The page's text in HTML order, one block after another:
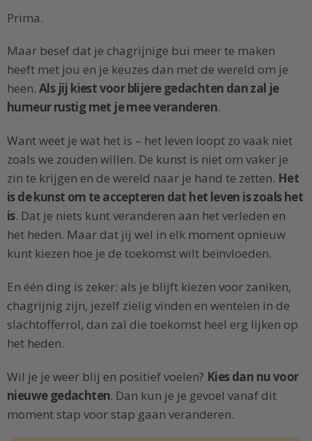
Prima.
Maar besef dat je chagrijnige bui meer te maken
heeft met jou en je keuzes dan met de wereld om je
heen. Als jij kiest voor blijere gedachten dan zal je
humeur rustig met je mee veranderen.
Want weet je wat het is – het leven loopt zo vaak niet
zoals we zouden willen. De kunst is niet om vaker je
zin te krijgen en de wereld naar je hand te zetten. Het
is de kunst om te accepteren dat het leven is zoals het
is. Dat je niets kunt veranderen aan het verleden en
het heden. Maar dat jij wel in elk moment opnieuw
kunt kiezen hoe je de toekomst wilt beïnvloeden.
En één ding is zeker: als je blijft kiezen voor zaniken,
chagrijnig zijn, jezelf zielig vinden en wentelen in de
slachtofferrol, dan zal die toekomst heel erg lijken op
het heden.
Wil je je weer blij en positief voelen? Kies dan nu voor
nieuwe gedachten. Dan kun je je gevoel vanaf dit
moment stap voor stap gaan veranderen.